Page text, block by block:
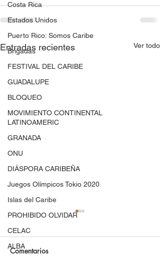
Costa Rica
Estados Unidos
Puerto Rico: Somos Caribe
Brigadas
FESTIVAL DEL CARIBE
GUADALUPE
BLOQUEO
MOVIMIENTO CONTINENTAL
LATINOAMERIC
GRANADA
ONU
DIÁSPORA CARIBEÑA
Juegos Olímpicos Tokio 2020
Islas del Caribe
PROHIBIDO OLVIDAR
CELAC
ALBA
Entradas recientes Ver todo
Comentarios